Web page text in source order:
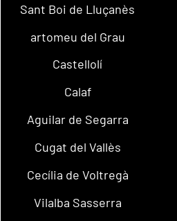
Sant Boi de Lluçanès
artomeu del Grau
Castellolí
Calaf
Aguilar de Segarra
Cugat del Vallès
Cecília de Voltregà
Vilalba Sasserra